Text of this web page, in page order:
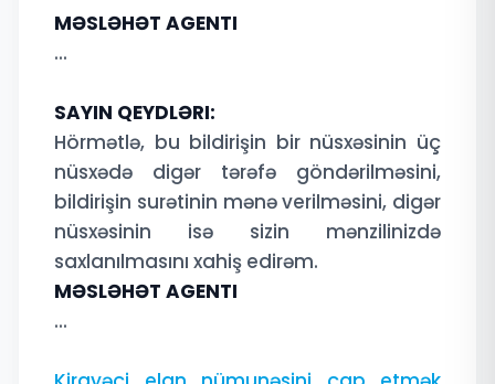
MƏSLƏHƏT AGENTI
...
SAYIN QEYDLƏRI:
Hörmətlə, bu bildirişin bir nüsxəsinin üç
nüsxədə digər tərəfə göndərilməsini,
bildirişin surətinin mənə verilməsini, digər
nüsxəsinin isə sizin mənzilinizdə
saxlanılmasını xahiş edirəm.
MƏSLƏHƏT AGENTI
...